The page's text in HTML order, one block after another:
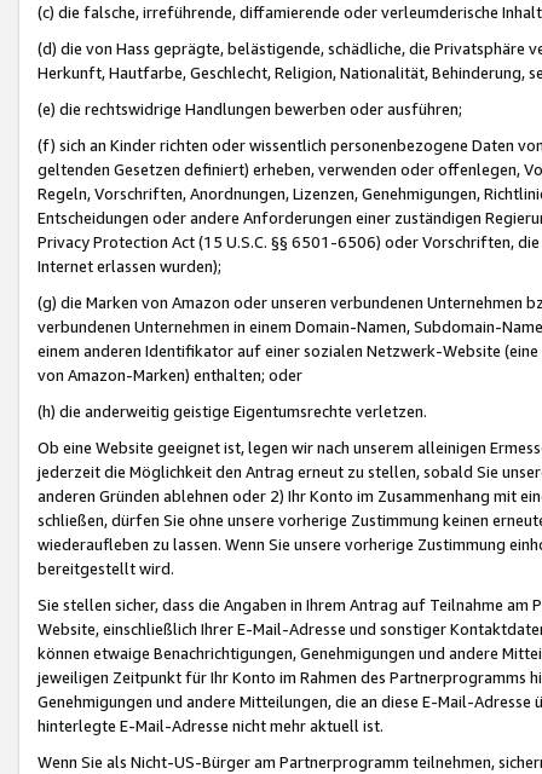
(c) die falsche, irreführende, diffamierende oder verleumderische
(d) die von Hass geprägte, belästigende, schädliche, die Privatsphäre
Herkunft, Hautfarbe, Geschlecht, Religion, Nationalität, Behinderung,
(e) die rechtswidrige Handlungen bewerben oder ausführen;
(f) sich an Kinder richten oder wissentlich personenbezogene Daten
geltenden Gesetzen definiert) erheben, verwenden oder offenlegen,
Regeln, Vorschriften, Anordnungen, Lizenzen, Genehmigungen,
Entscheidungen oder andere Anforderungen einer zuständigen
Privacy Protection Act (15 U.S.C. §§ 6501-6506) oder Vorschriften,
Internet erlassen wurden);
(g) die Marken von Amazon oder unseren verbundenen Unternehmen
verbundenen Unternehmen in einem Domain-Namen, Subdomain-
einem anderen Identifikator auf einer sozialen Netzwerk-Website
von Amazon-Marken) enthalten; oder
(h) die anderweitig geistige Eigentumsrechte verletzen.
Ob eine Website geeignet ist, legen wir nach unserem alleinigen
jederzeit die Möglichkeit den Antrag erneut zu stellen, sobald Sie
anderen Gründen ablehnen oder 2) Ihr Konto im Zusammenhang mit
schließen, dürfen Sie ohne unsere vorherige Zustimmung keinen
wiederaufleben zu lassen. Wenn Sie unsere vorherige Zustimmung
bereitgestellt wird.
Sie stellen sicher, dass die Angaben in Ihrem Antrag auf Teilnahme
Website, einschließlich Ihrer E-Mail-Adresse und sonstiger
können etwaige Benachrichtigungen, Genehmigungen und andere
jeweiligen Zeitpunkt für Ihr Konto im Rahmen des Partnerprogramms
Genehmigungen und andere Mitteilungen, die an diese E-Mail-
hinterlegte E-Mail-Adresse nicht mehr aktuell ist.
Wenn Sie als Nicht-US-Bürger am Partnerprogramm teilnehmen,